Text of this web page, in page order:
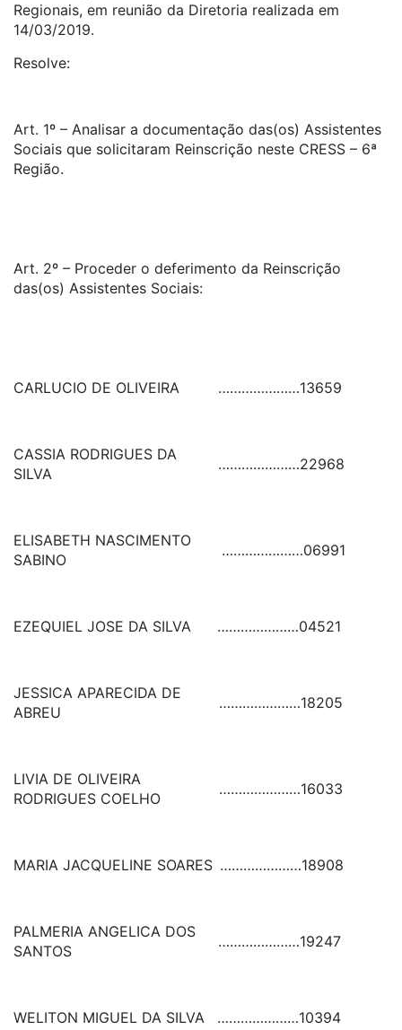
Regionais, em reunião da Diretoria realizada em
14/03/2019.
Resolve:
Art. 1º – Analisar a documentação das(os) Assistentes
Sociais que solicitaram Reinscrição neste CRESS – 6ª
Região.
Art. 2º – Proceder o deferimento da Reinscrição
das(os) Assistentes Sociais:
CARLUCIO DE OLIVEIRA …………………13659
CASSIA RODRIGUES DA
SILVA
…………………22968
ELISABETH NASCIMENTO
SABINO
…………………06991
EZEQUIEL JOSE DA SILVA …………………04521
JESSICA APARECIDA DE
ABREU
…………………18205
LIVIA DE OLIVEIRA
RODRIGUES COELHO
…………………16033
MARIA JACQUELINE SOARES …………………18908
PALMERIA ANGELICA DOS
SANTOS
…………………19247
WELITON MIGUEL DA SILVA …………………10394